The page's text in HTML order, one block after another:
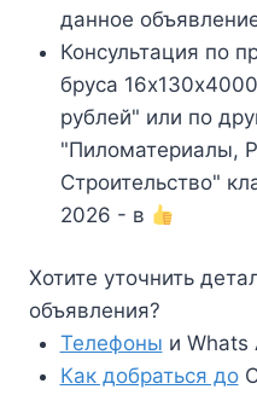
данное
Консультация по
бруса
рублей" или по
"Пиломатериалы,
Строительство"
2026 - в
Хотите уточнить
объявления?
Телефоны и Whats
Как добраться до